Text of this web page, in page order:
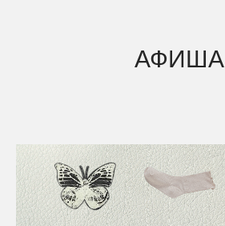
АФИША